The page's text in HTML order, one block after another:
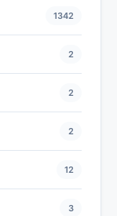
1342
2
2
2
12
3